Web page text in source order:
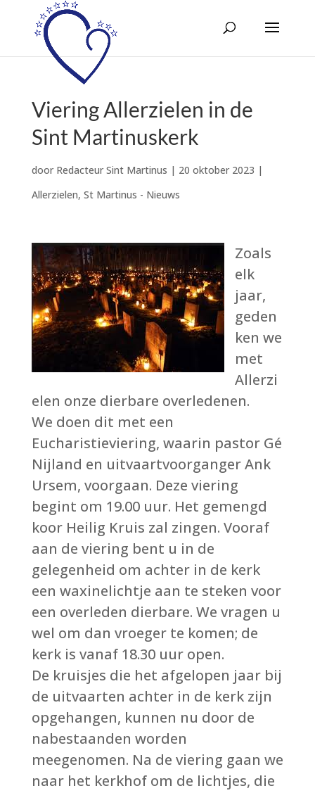
Viering Allerzielen in de
Sint Martinuskerk
door Redacteur Sint Martinus | 20 oktober 2023 |
Allerzielen, St Martinus - Nieuws
Zoals
elk
jaar,
geden
ken we
met
Allerzi
elen onze dierbare overledenen.
We doen dit met een
Eucharistieviering, waarin pastor Gé
Nijland en uitvaartvoorganger Ank
Ursem, voorgaan. Deze viering
begint om 19.00 uur. Het gemengd
koor Heilig Kruis zal zingen. Vooraf
aan de viering bent u in de
gelegenheid om achter in de kerk
een waxinelichtje aan te steken voor
een overleden dierbare. We vragen u
wel om dan vroeger te komen; de
kerk is vanaf 18.30 uur open.
De kruisjes die het afgelopen jaar bij
de uitvaarten achter in de kerk zijn
opgehangen, kunnen nu door de
nabestaanden worden
meegenomen. Na de viering gaan we
naar het kerkhof om de lichtjes, die